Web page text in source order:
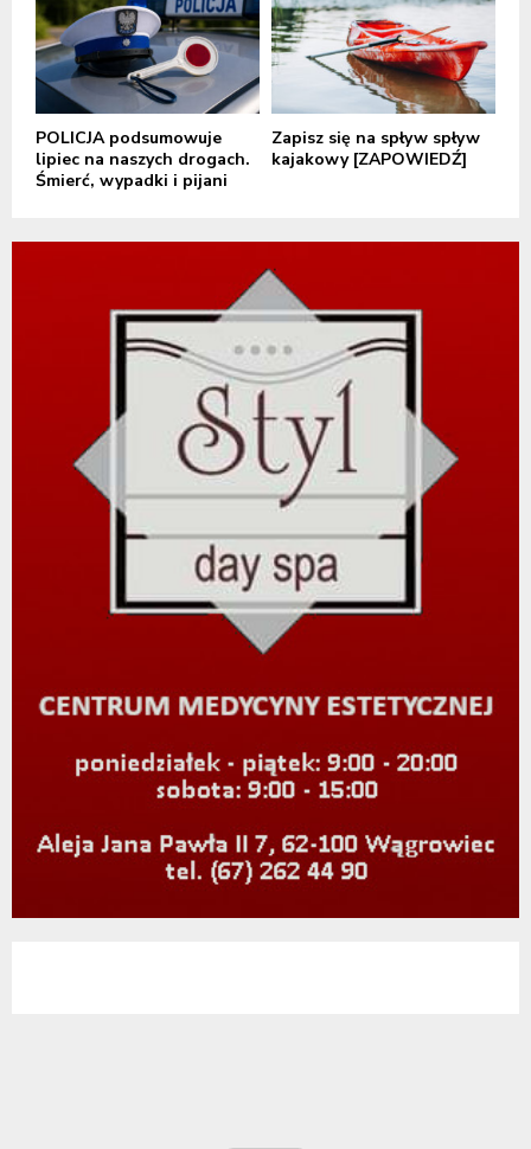
POLICJA podsumowuje
lipiec na naszych drogach.
Śmierć, wypadki i pijani
Zapisz się na spływ spływ
kajakowy [ZAPOWIEDŹ]